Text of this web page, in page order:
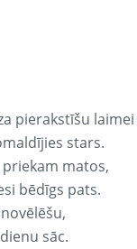
pierakstīšu laimei
stars.
priekam matos,
bēdīgs pats.
sāc.